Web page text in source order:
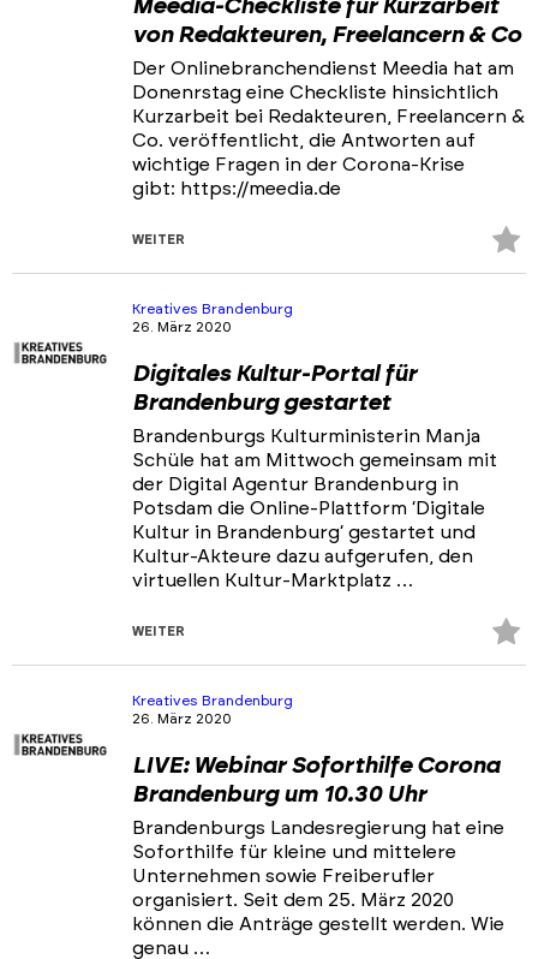
Meedia-Checkliste für Kurzarbeit
von Redakteuren, Freelancern & Co
Der Onlinebranchendienst Meedia hat am
Donenrstag eine Checkliste hinsichtlich
Kurzarbeit bei Redakteuren, Freelancern &
Co. veröffentlicht, die Antworten auf
wichtige Fragen in der Corona-Krise
gibt: https://meedia.de
WEITER
Kreatives Brandenburg
26. März 2020
Digitales Kultur-Portal für
Brandenburg gestartet
Brandenburgs Kulturministerin Manja
Schüle hat am Mittwoch gemeinsam mit
der Digital Agentur Brandenburg in
Potsdam die Online-Plattform ‘Digitale
Kultur in Brandenburg‘ gestartet und
Kultur-Akteure dazu aufgerufen, den
virtuellen Kultur-Marktplatz …
WEITER
Kreatives Brandenburg
26. März 2020
LIVE: Webinar Soforthilfe Corona
Brandenburg um 10.30 Uhr
Brandenburgs Landesregierung hat eine
Soforthilfe für kleine und mittelere
Unternehmen sowie Freiberufler
organisiert. Seit dem 25. März 2020
können die Anträge gestellt werden. Wie
genau …